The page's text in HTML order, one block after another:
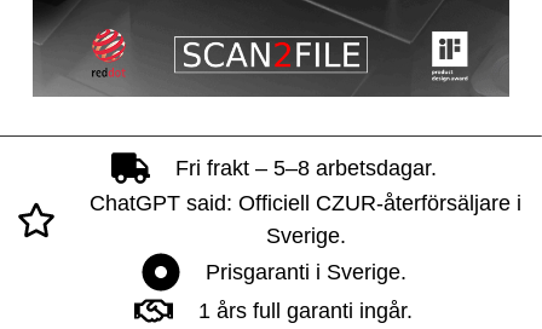
Fri frakt – 5–8 arbetsdagar.
ChatGPT said: Officiell CZUR-återförsäljare i
Sverige.
Prisgaranti i Sverige.
1 års full garanti ingår.